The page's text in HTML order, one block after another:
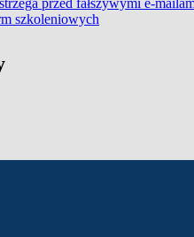
szkoleniowych